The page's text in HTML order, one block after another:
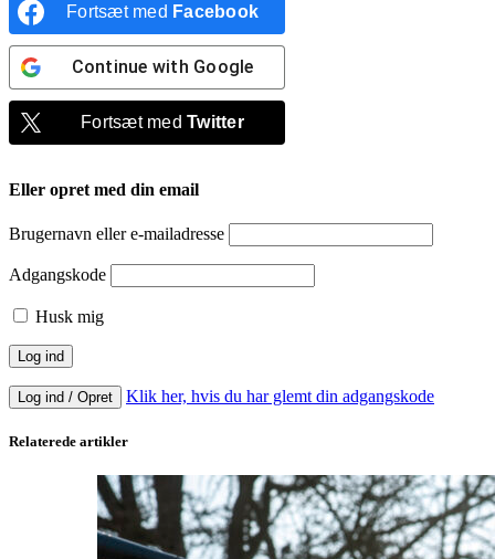
Fortsæt med Facebook
Continue with Google
Fortsæt medTwitter
Eller opret med din email
Brugernavn eller e-mailadresse
Adgangskode
Husk mig
Log ind / Opret Klik her, hvis du har glemt din adgangskode
Relaterede artikler